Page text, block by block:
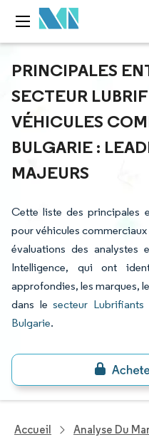
PRINCIPALES
SECTEUR
VÉHICULES
BULGARIE :
MAJEURS
Cette liste des principales
pour véhicules
évaluations des analystes
Intelligence, qui ont
approfondies, les marques,
dans lesecteur
Bulgarie.
Accueil Analyse Du